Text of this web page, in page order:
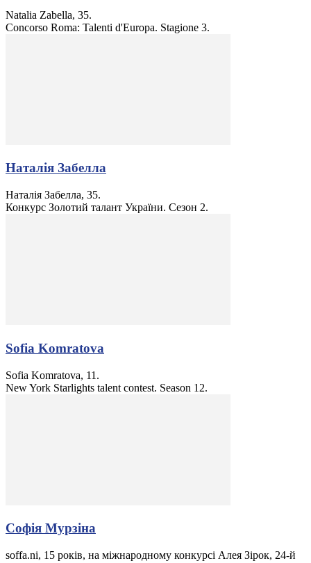
Natalia Zabella, 35.
Concorso Roma: Talenti d'Europa. Stagione 3.
Наталія Забелла
Наталія Забелла, 35.
Конкурс Золотий талант України. Сезон 2.
Sofia Komratova
Sofia Komratova, 11.
New York Starlights talent contest. Season 12.
Софія Мурзіна
soffa.ni, 15 років, на міжнародному конкурсі Алея Зірок, 24-й